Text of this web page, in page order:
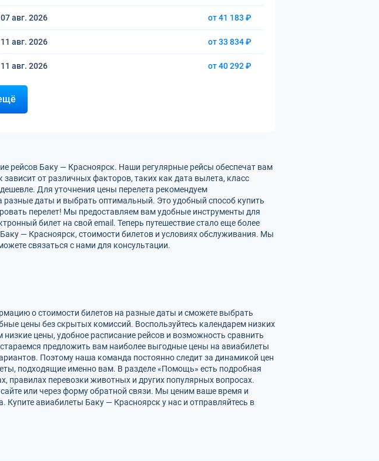
07 авг. 2026 от 41 183 ₽
11 авг. 2026 от 33 834 ₽
11 авг. 2026 от 40 292 ₽
рейсов Баку — Красноярск. Наши регулярные рейсы обеспечат вам
от различных факторов, таких как дата вылета, класс
Для уточнения цены перелета рекомендуем
даты и выбрать оптимальный. Это удобный способ купить
перелет! Мы предоставляем вам удобные инструменты для
билет на свой email. Теперь путешествие стало еще более
— Красноярск, стоимости билетов и условиях обслуживания. Мы
связаться с нами для консультации.
о стоимости билетов на разные даты и сможете выбрать
цены без скрытых комиссий. Воспользуйтесь календарем низких
цены, удобное расписание рейсов и возможность сравнить
предложить вам наиболее выгодные цены на авиабилеты
Поэтому наша команда постоянно следит за динамикой цен
подходящие именно вам. В разделе «Помощь» есть подробная
правилах перевозки животных и других популярных вопросах.
или через форму обратной связи. Мы ценим ваше время и
авиабилеты Баку — Красноярск у нас и отправляйтесь в